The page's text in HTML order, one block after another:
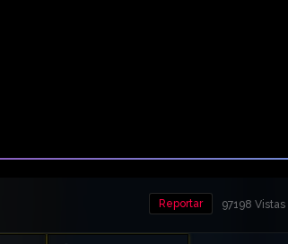
97198 Vistas
Reportar